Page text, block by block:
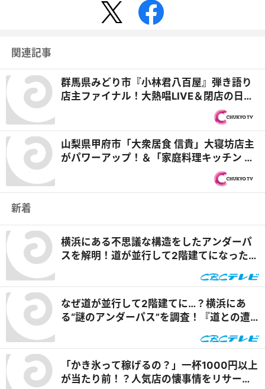
関連記事
群馬県みどり市『小林君八百屋』弾き語り
店主ファイナル！大熱唱LIVE＆閉店の日に
山梨県甲府市「大衆居食 信貴」大寝坊店主
がパワーアップ！＆「家庭料理キッチン そ
ら」母娘が営む定食屋『オモウマい店』
新着
横浜にある不思議な構造をしたアンダーパ
スを解明！道が並行して2階建てになったワ
なぜ道が並行して2階建てに…？横浜にあ
る“謎のアンダーパス”を調査！『道との遭
「かき氷って稼げるの？」一杯1000円以上
が当たり前！？人気店の懐事情をリサーチ